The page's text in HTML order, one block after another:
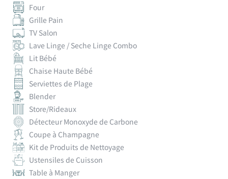
Four
Grille Pain
TV Salon
Lave Linge / Seche Linge Combo
Lit Bébé
Chaise Haute Bébé
Serviettes de Plage
Blender
Store/Rideaux
Détecteur Monoxyde de Carbone
Coupe à Champagne
Kit de Produits de Nettoyage
Ustensiles de Cuisson
Table à Manger